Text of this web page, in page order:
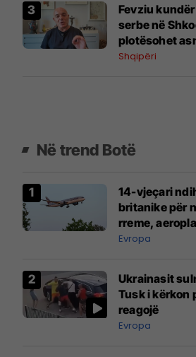
Fevziu
serbe në
plotësohet
ndërkombëtar
Shqipëri
Në trend Botë
14-vjeçari
britanike për
rreme,
ngritën në ajër
Mançesterit
Evropa
Ukrainasit
Tusk i kërkon
reagojë
Evropa